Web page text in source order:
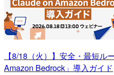
【8/18（火）】安全・最短ル
Amazon Bedrock」導入ガイド